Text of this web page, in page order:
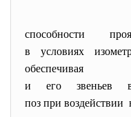
способности
в условиях
и его звеньев в
поз при воздействии